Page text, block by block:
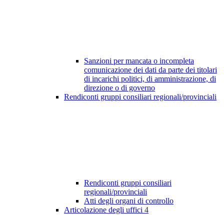
Sanzioni per mancata o incompleta
comunicazione dei dati da parte dei titolari
di incarichi politici, di amministrazione, di
direzione o di governo
Rendiconti gruppi consiliari regionali/provinciali
Rendiconti gruppi consiliari
regionali/provinciali
Atti degli organi di controllo
Articolazione degli uffici 4